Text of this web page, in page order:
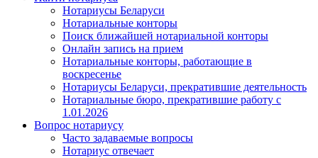
Нотариусы Беларуси
Нотариальные конторы
Поиск ближайшей нотариальной конторы
Онлайн запись на прием
Нотариальные конторы, работающие в
воскресенье
Нотариусы Беларуси, прекратившие деятельность
Нотариальные бюро, прекратившие работу с
1.01.2026
Вопрос нотариусу
Часто задаваемые вопросы
Нотариус отвечает